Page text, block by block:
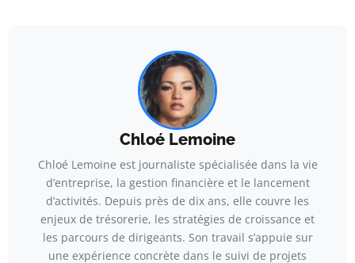
Chloé Lemoine
Chloé Lemoine est journaliste spécialisée dans la vie
d’entreprise, la gestion financière et le lancement
d’activités. Depuis près de dix ans, elle couvre les
enjeux de trésorerie, les stratégies de croissance et
les parcours de dirigeants. Son travail s’appuie sur
une expérience concrète dans le suivi de projets